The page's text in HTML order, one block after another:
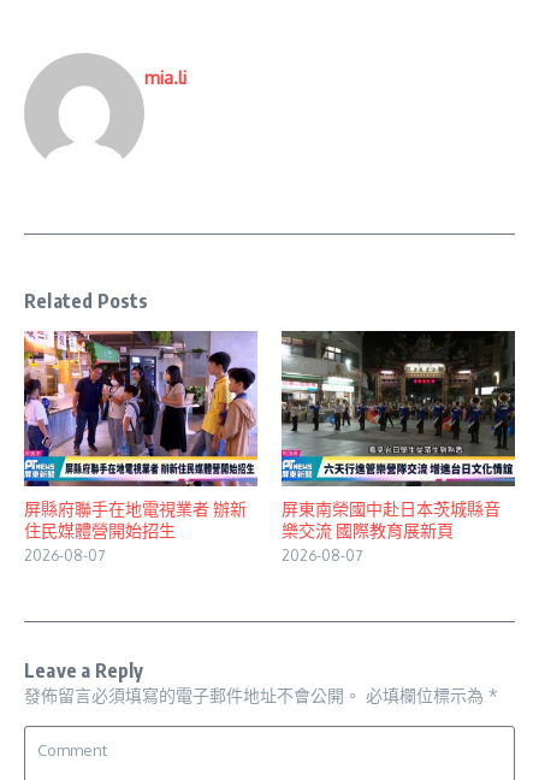
mia.li
Related Posts
屏縣府聯手在地電視業者 辦新
住民媒體營開始招生
2026-08-07
屏東南榮國中赴日本茨城縣音
樂交流 國際教育展新頁
2026-08-07
Leave a Reply
發佈留言必須填寫的電子郵件地址不會公開。 必填欄位標示為 *